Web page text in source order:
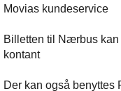
Movias kundeservice
Billetten til Nærbus
kontant
Der kan også benyttes